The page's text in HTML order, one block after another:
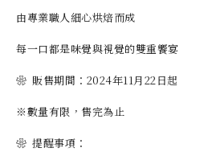
由專業職人細心烘焙而成
每一口都是味覺與視覺的雙重饗宴
❀ 販售期間：2024年11月22日起
※數量有限，售完為止
❀ 提醒事項：